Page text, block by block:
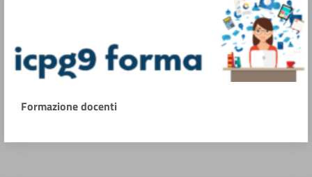
Formazione docenti